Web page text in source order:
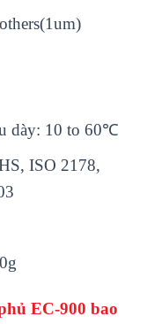
dày: 10 to 60℃
ISO 2178,
EC-900 bao